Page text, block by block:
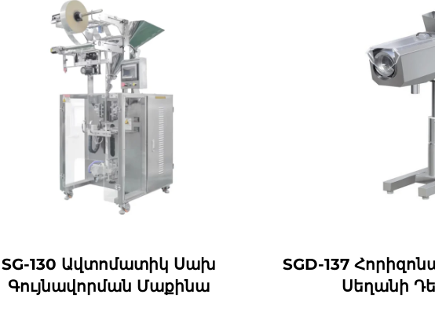
SG-130 Ավտոմատիկ Սախ
Գույնավորման Մաքինա
SGD-137
Սեղանի